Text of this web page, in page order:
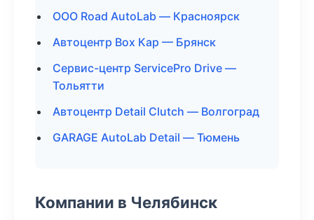
ООО Road AutoLab — Красноярск
Автоцентр Box Кар — Брянск
Сервис-центр ServicePro Drive —
Тольятти
Автоцентр Detail Clutch — Волгоград
GARAGE AutoLab Detail — Тюмень
Компании в Челябинск